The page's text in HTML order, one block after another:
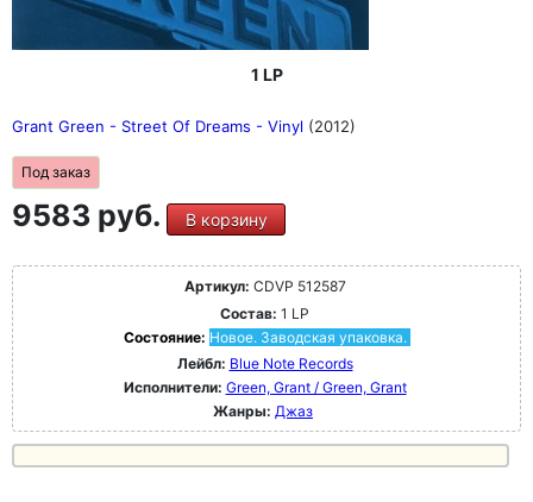
1 LP
Grant Green - Street Of Dreams - Vinyl (2012)
Под заказ
9583 руб. В корзину
Артикул: CDVP 512587
Состав: 1 LP
Состояние: Новое. Заводская упаковка.
Лейбл: Blue Note Records
Исполнители: Green, Grant / Green, Grant
Жанры: Джаз